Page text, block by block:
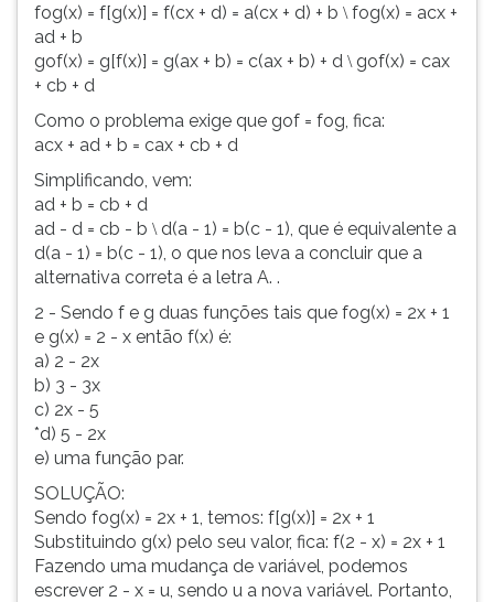
fog(x) = f[g(x)] = f(cx + d) = a(cx + d) + b \fog(x) = acx +
ad + b
gof(x) = g[f(x)] = g(ax + b) = c(ax + b) + d \gof(x) = cax
+ cb + d
Como o problema exige que gof = fog, fica:
acx + ad + b = cax + cb + d
Simplificando, vem:
ad + b = cb + d
ad - d = cb - b \d(a - 1) = b(c - 1), que é equivalente a
d(a - 1) = b(c - 1), o que nos leva a concluir que a
alternativa correta é a letra A. .
2 - Sendo f e g duas funções tais que fog(x) = 2x + 1
e g(x) = 2 - x então f(x) é:
a) 2 - 2x
b) 3 - 3x
c) 2x - 5
*d) 5 - 2x
e) uma função par.
SOLUÇÃO:
Sendo fog(x) = 2x + 1, temos: f[g(x)] = 2x + 1
Substituindo g(x) pelo seu valor, fica: f(2 - x) = 2x + 1
Fazendo uma mudança de variável, podemos
escrever 2 - x = u, sendo u a nova variável. Portanto,